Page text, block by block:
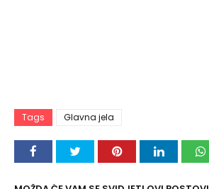
Tags Glavna jela